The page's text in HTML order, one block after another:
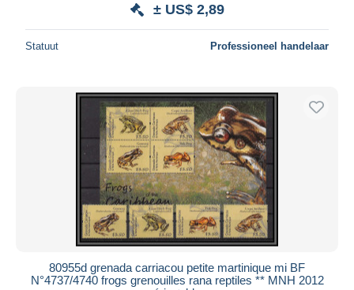
± US$ 2,89
Statuut Professioneel handelaar
80955d grenada carriacou petite martinique mi BF
N°4737/4740 frogs grenouilles rana reptiles ** MNH 2012